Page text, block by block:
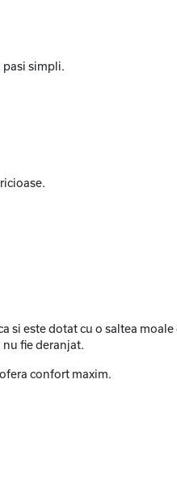
pasi simpli.
si este dotat cu o saltea moale
fie deranjat.
confort maxim.